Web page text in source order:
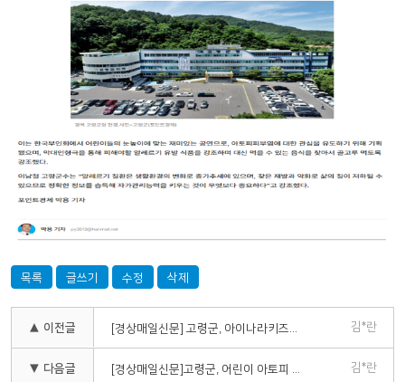
목록 글쓰기 수정 삭제
▲ 이전글 김*란
▼ 다음글 김*란